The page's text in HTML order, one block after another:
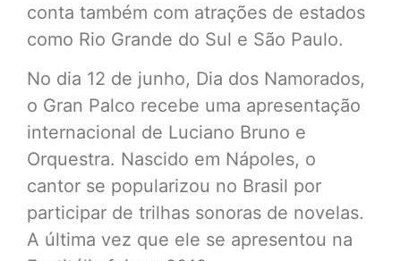
conta também com atrações de estados
como Rio Grande do Sul e São Paulo.
No dia 12 de junho, Dia dos Namorados,
o Gran Palco recebe uma apresentação
internacional de Luciano Bruno e
Orquestra. Nascido em Nápoles, o
cantor se popularizou no Brasil por
participar de trilhas sonoras de novelas.
A última vez que ele se apresentou na